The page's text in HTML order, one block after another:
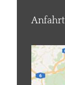
Anfahrt